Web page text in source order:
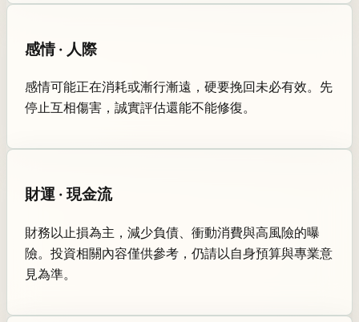
感情 · 人際
感情可能正在消耗或漸行漸遠，硬要挽回未必有效。先
停止互相傷害，誠實評估還能不能修復。
財運 · 現金流
財務以止損為主，減少負債、衝動消費與高風險的曝
險。投資相關內容僅供參考，仍請以自身預算與專業意
見為準。